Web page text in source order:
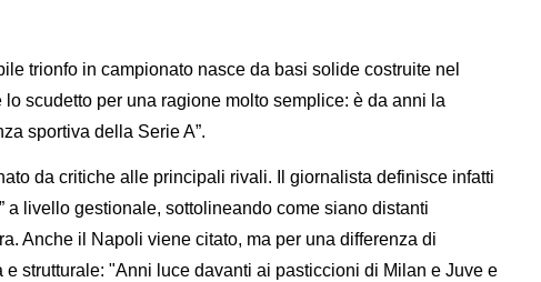
trionfo in campionato nasce da basi solide costruite nel
lo scudetto per una ragione molto semplice: è da anni la
sportiva della Serie A”.
da critiche alle principali rivali. Il giornalista definisce infatti
a livello gestionale, sottolineando come siano distanti
Anche il Napoli viene citato, ma per una differenza di
e strutturale: "Anni luce davanti ai pasticcioni di Milan e Juve e